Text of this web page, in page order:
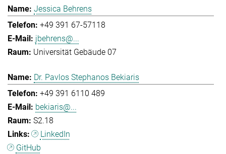
Jessica Behrens
+49 391 67-57118
jbehrens@...
Universität Gebäude 07
Dr. Pavlos Stephanos Bekiaris
+49 391 6110 489
bekiaris@...
S2.18
LinkedIn
GitHub